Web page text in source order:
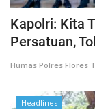
Kapolri: Kita
Persatuan,
Humas Polres Flores
Headlines